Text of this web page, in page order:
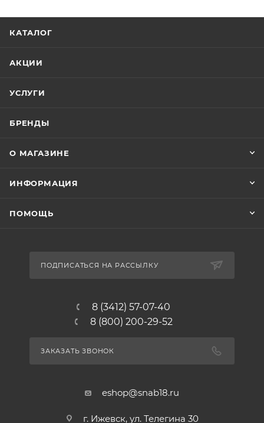
КАТАЛОГ
АКЦИИ
УСЛУГИ
БРЕНДЫ
О МАГАЗИНЕ
ИНФОРМАЦИЯ
ПОМОЩЬ
ПОДПИСАТЬСЯ НА РАССЫЛКУ
8 (3412) 57-07-40
8 (800) 200-29-52
ЗАКАЗАТЬ ЗВОНОК
eshop@snab18.ru
г. Ижевск, ул. Телегина 30